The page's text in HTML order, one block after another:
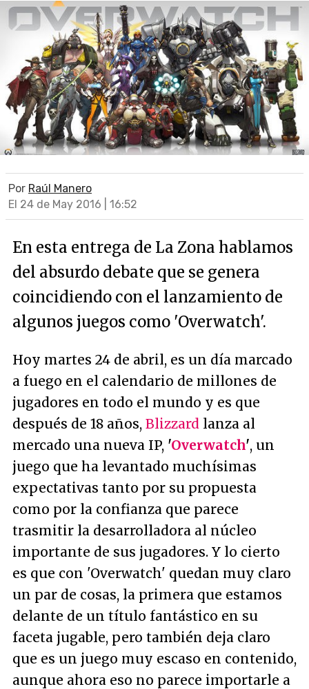
Por Raúl Manero
El 24 de May 2016 | 16:52
En esta entrega de La Zona hablamos
del absurdo debate que se genera
coincidiendo con el lanzamiento de
algunos juegos como 'Overwatch'.
Hoy martes 24 de abril, es un día marcado
a fuego en el calendario de millones de
jugadores en todo el mundo y es que
después de 18 años, Blizzard lanza al
mercado una nueva IP, 'Overwatch', un
juego que ha levantado muchísimas
expectativas tanto por su propuesta
como por la confianza que parece
trasmitir la desarrolladora al núcleo
importante de sus jugadores. Y lo cierto
es que con 'Overwatch' quedan muy claro
un par de cosas, la primera que estamos
delante de un título fantástico en su
faceta jugable, pero también deja claro
que es un juego muy escaso en contenido,
aunque ahora eso no parece importarle a